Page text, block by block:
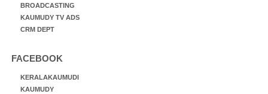
BROADCASTING
KAUMUDY TV ADS
CRM DEPT
FACEBOOK
KERALAKAUMUDI
KAUMUDY